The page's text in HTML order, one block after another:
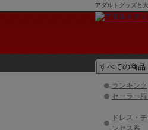
アダルトグッズと
ランキング
セーラー
ドレス・
ンセス系